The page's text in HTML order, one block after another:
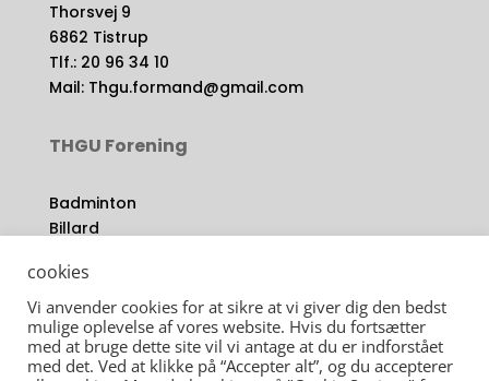
Thorsvej 9
6862 Tistrup
Tlf.: 20 96 34 10
Mail: Thgu.formand@gmail.com
THGU Forening
Badminton
Billard
Håndbold
Idræt om dagen
Jumping
Karate
cookies
Vi anvender cookies for at sikre at vi giver dig den bedst
mulige oplevelse af vores website. Hvis du fortsætter
med at bruge dette site vil vi antage at du er indforstået
med det. Ved at klikke på “Accepter alt”, og du accepterer